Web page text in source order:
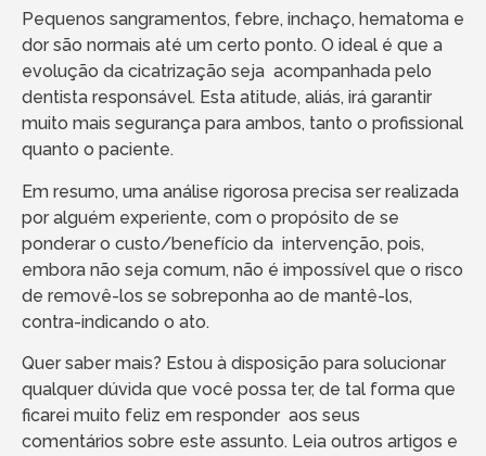
Pequenos sangramentos, febre, inchaço, hematoma e
dor são normais até um certo ponto. O ideal é que a
evolução da cicatrização seja acompanhada pelo
dentista responsável. Esta atitude, aliás, irá garantir
muito mais segurança para ambos, tanto o profissional
quanto o paciente.
Em resumo, uma análise rigorosa precisa ser realizada
por alguém experiente, com o propósito de se
ponderar o custo/benefício da intervenção, pois,
embora não seja comum, não é impossível que o risco
de removê-los se sobreponha ao de mantê-los,
contra-indicando o ato.
Quer saber mais? Estou à disposição para solucionar
qualquer dúvida que você possa ter, de tal forma que
ficarei muito feliz em responder aos seus
comentários sobre este assunto. Leia outros artigos e